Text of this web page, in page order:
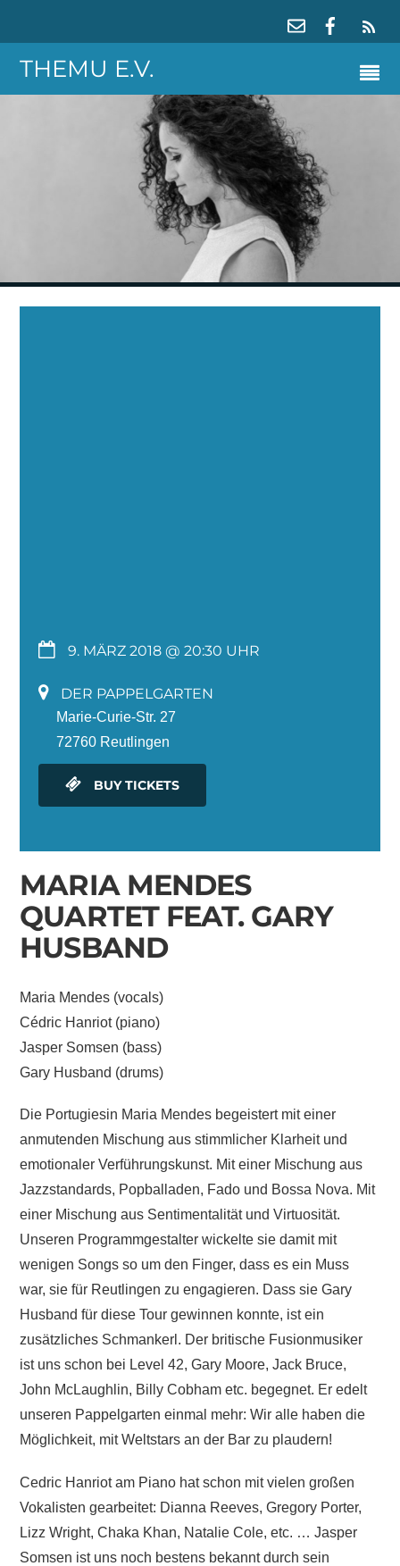
THEMU E.V.
9. MÄRZ 2018 @ 20:30
DER PAPPELGARTEN
Marie-Curie-Str. 27
72760 Reutlingen
BUY TICKETS
MARIA MENDES
QUARTET FEAT. GARY
HUSBAND
Maria Mendes (vocals)
Cédric Hanriot (piano)
Jasper Somsen (bass)
Gary Husband (drums)
Die Portugiesin Maria Mendes begeistert mit einer
anmutenden Mischung aus stimmlicher Klarheit und
emotionaler Verführungskunst. Mit einer Mischung aus
Jazzstandards, Popballaden, Fado und Bossa Nova. Mit
einer Mischung aus Sentimentalität und Virtuosität.
Unseren Programmgestalter wickelte sie damit mit
wenigen Songs so um den Finger, dass es ein Muss
war, sie für Reutlingen zu engagieren. Dass sie Gary
Husband für diese Tour gewinnen konnte, ist ein
zusätzliches Schmankerl. Der britische Fusionmusiker
ist uns schon bei Level 42, Gary Moore, Jack Bruce,
John McLaughlin, Billy Cobham etc. begegnet. Er edelt
unseren Pappelgarten einmal mehr: Wir alle haben die
Möglichkeit, mit Weltstars an der Bar zu plaudern!
Cedric Hanriot am Piano hat schon mit vielen großen
Vokalisten gearbeitet: Dianna Reeves, Gregory Porter,
Lizz Wright, Chaka Khan, Natalie Cole, etc. … Jasper
Somsen ist uns noch bestens bekannt durch sein